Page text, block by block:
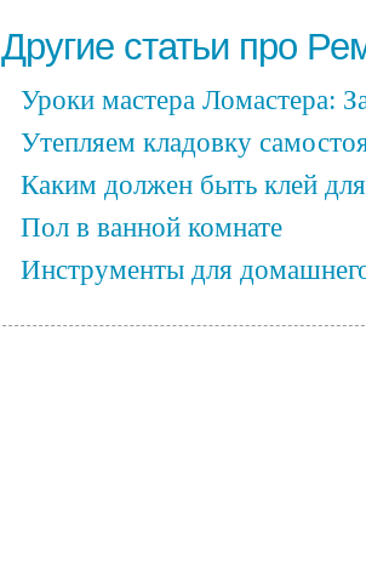
Другие статьи про
Уроки мастера Ломастера:
Утепляем кладовку
Каким должен быть клей
Пол в ванной комнате
Инструменты для